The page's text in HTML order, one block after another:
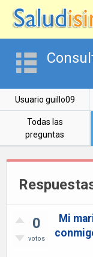
Usuario guillo09
Todas las
preguntas
0
votos
Mi